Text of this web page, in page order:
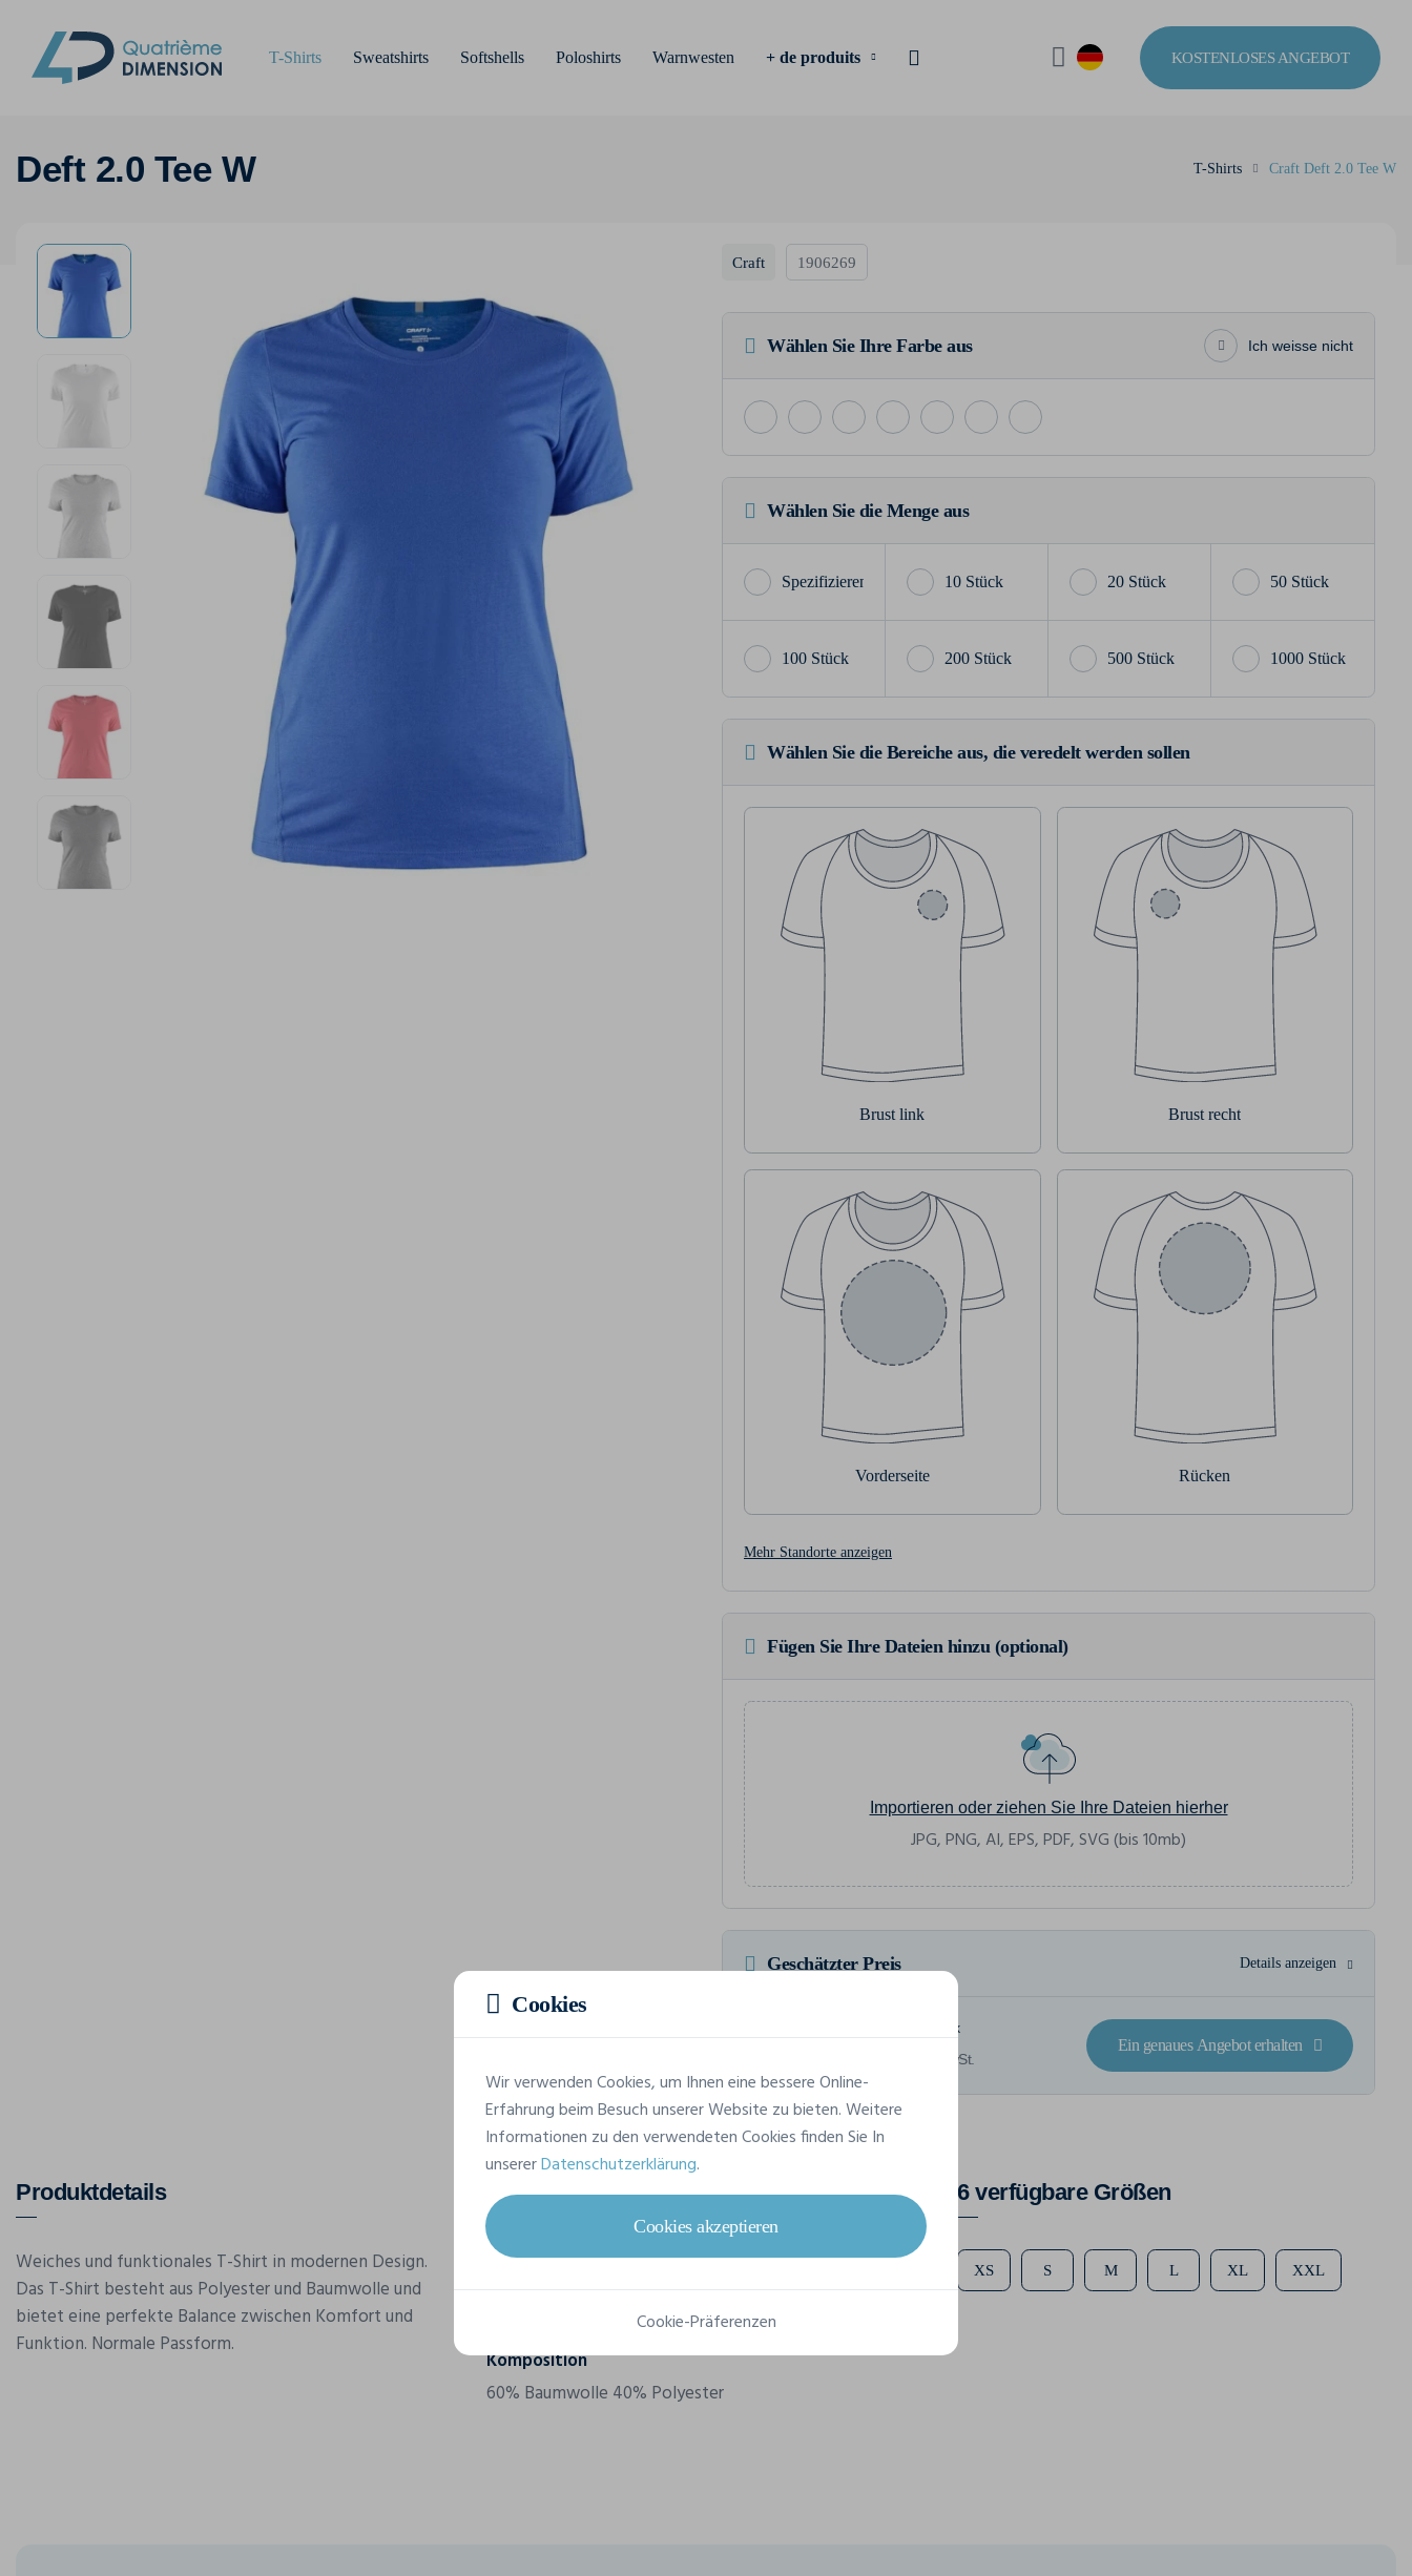
T-Shirts Sweatshirts Softshells Poloshirts Warnwesten + de produits KOSTENLOSES ANGEBOT
Deft 2.0 Tee W T-Shirts Craft Deft 2.0 Tee W
Craft 1906269
Wählen Sie Ihre Farbe aus Ich weisse nicht
Wählen Sie die Menge aus
10 Stück 20 Stück 50 Stück
100 Stück 200 Stück 500 Stück 1000 Stück
Wählen Sie die Bereiche aus, die veredelt werden sollen
Brust link Brust recht
Vorderseite Rücken
Mehr Standorte anzeigen
Fügen Sie Ihre Dateien hinzu (optional)
Importieren oder ziehen Sie Ihre Dateien hierher
JPG, PNG, AI, EPS, PDF, SVG (bis 10mb)
Geschätzter Preis Details anzeigen
23,78 € inkl. MwSt. /Stück
HTVA Insgesamt 237,76 € inkl. MwSt.
Ein genaues Angebot erhalten
Produktdetails
Weiches und funktionales T-Shirt in modernen Design.
Das T-Shirt besteht aus Polyester und Baumwolle und
bietet eine perfekte Balance zwischen Komfort und
Funktion. Normale Passform.
Merkmale
Marke
Craft
Komposition
60% Baumwolle 40% Polyester
6 verfügbare Größen
XS S M L XL XXL
Cookies
Wir verwenden Cookies, um Ihnen eine bessere Online-
Erfahrung beim Besuch unserer Website zu bieten. Weitere
Informationen zu den verwendeten Cookies finden Sie In
unsererDatenschutzerklärung.
Cookies akzeptieren
Cookie-Präferenzen